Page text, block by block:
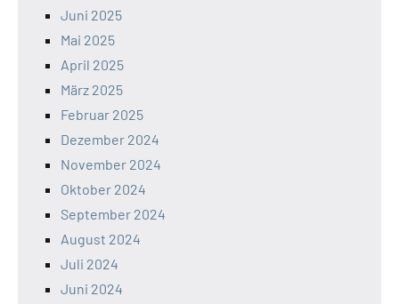
Juni 2025
Mai 2025
April 2025
März 2025
Februar 2025
Dezember 2024
November 2024
Oktober 2024
September 2024
August 2024
Juli 2024
Juni 2024